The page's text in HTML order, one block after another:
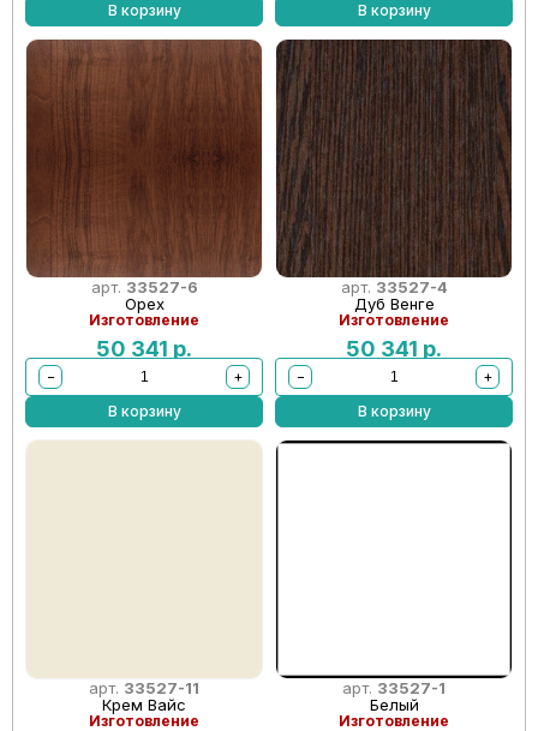
В корзину
В корзину
арт. 33527-6
Орех
Изготовление
50 341 р.
−
+
В корзину
арт. 33527-4
Дуб Венге
Изготовление
50 341 р.
−
+
В корзину
арт. 33527-11
Крем Вайс
Изготовление
арт. 33527-1
Белый
Изготовление